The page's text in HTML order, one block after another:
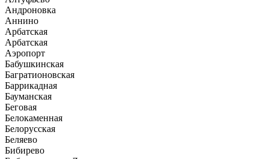
Андроновка
Аннино
Арбатская
Арбатская
Аэропорт
Бабушкинская
Багратионовская
Баррикадная
Бауманская
Беговая
Белокаменная
Белорусская
Беляево
Бибирево